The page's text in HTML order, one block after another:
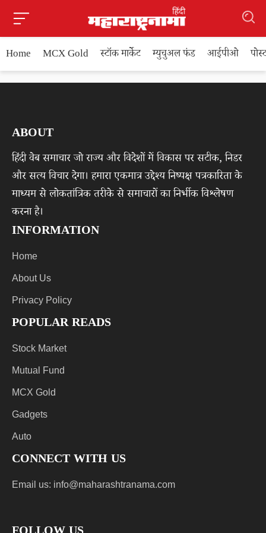
Home MCX Gold स्टॉक मार्केट म्युचुअल फंड आईपीओ
ABOUT
हिंदी वेब समाचार जो राज्य और विदेशों में विकास पर सटीक, निडर
और सत्य विचार देगा। हमारा एकमात्र उद्देश्य निष्पक्ष पत्रकारिता के
माध्यम से लोकतांत्रिक तरीके से समाचारों का निर्भीक विश्लेषण
करना है।
INFORMATION
Home
About Us
Privacy Policy
POPULAR READS
Stock Market
Mutual Fund
MCX Gold
Gadgets
Auto
CONNECT WITH US
Email us: info@maharashtranama.com